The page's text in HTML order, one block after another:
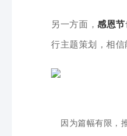
另一方面，感恩节
行主题策划，相
因为篇幅有限，